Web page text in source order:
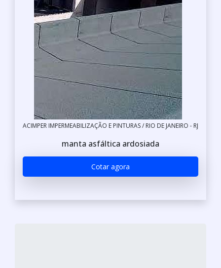
ACIMPER IMPERMEABILIZAÇÃO E PINTURAS / RIO DE JANEIRO - RJ
manta asfáltica ardosiada
Cotar agora